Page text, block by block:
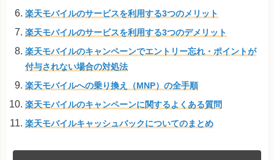
楽天モバイルのサービスを利用する3つのメリット
楽天モバイルのサービスを利用する3つのデメリット
楽天モバイルのキャンペーンでエントリー忘れ・ポイントが
付与されない場合の対処法
楽天モバイルへの乗り換え（MNP）の全手順
楽天モバイルのキャンペーンに関するよくある質問
楽天モバイルキャッシュバックについてのまとめ